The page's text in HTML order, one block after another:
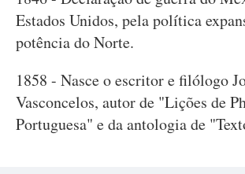
Estados Unidos, pela política
potência do Norte.
1858 - Nasce o escritor e filólogo
Vasconcelos, autor de "Lições de
Portuguesa" e da antologia de